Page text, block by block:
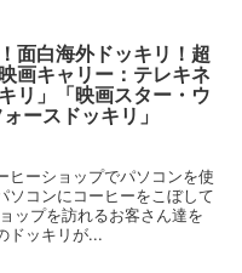
面白海外ドッキリ！超
画キャリー：テレキネ
リ」「映画スター・ウ
ースドッキリ」
ヒーショップでパソコンを使
ソコンにコーヒーをこぼして
ップを訪れるお客さん達を
ドッキリが...